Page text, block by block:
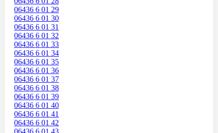
06436 6 01 29
06436 6 01 30
06436 6 01 31
06436 6 01 32
06436 6 01 33
06436 6 01 34
06436 6 01 35
06436 6 01 36
06436 6 01 37
06436 6 01 38
06436 6 01 39
06436 6 01 40
06436 6 01 41
06436 6 01 42
06436 6 01 43